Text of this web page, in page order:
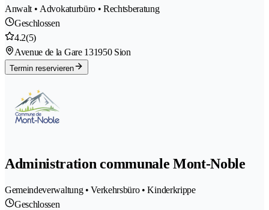
Anwalt • Advokaturbüro • Rechtsberatung
Geschlossen
4.2(5)
Avenue de la Gare 131950 Sion
Termin reservieren
Administration communale Mont-Noble
Gemeindeverwaltung • Verkehrsbüro • Kinderkrippe
Geschlossen